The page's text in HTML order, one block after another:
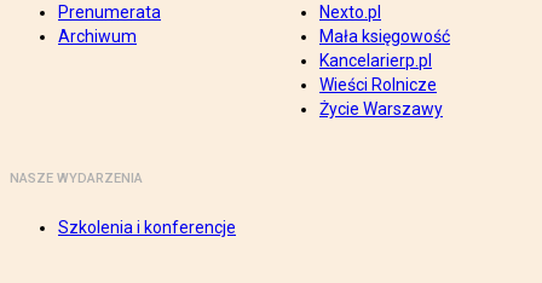
Prenumerata
Archiwum
Nexto.pl
Mała księgowość
Kancelarierp.pl
Wieści Rolnicze
Życie Warszawy
NASZE WYDARZENIA
Szkolenia i konferencje